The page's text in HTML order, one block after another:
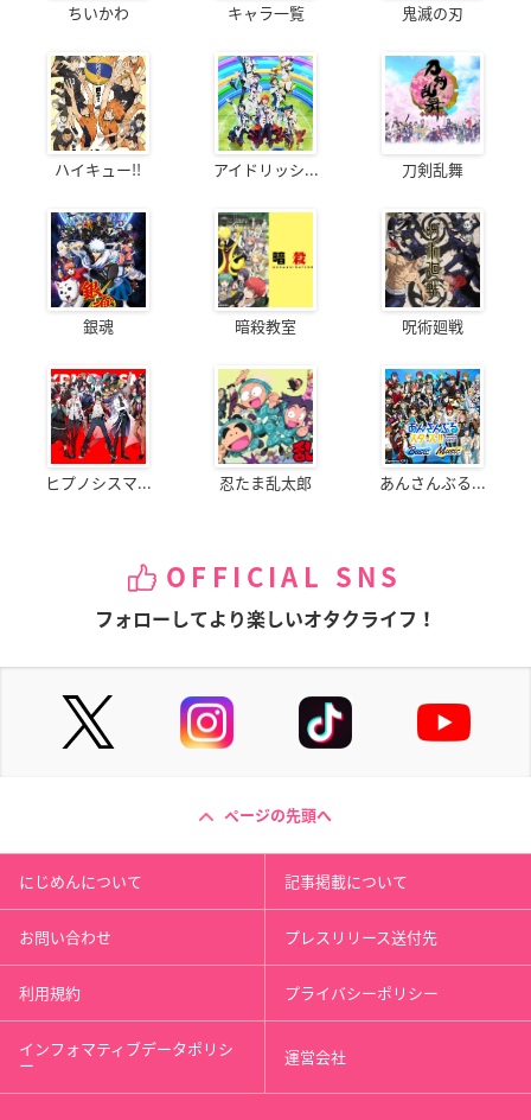
ちいかわ キャラ一覧 鬼滅の刃
ハイキュー!! アイドリッシ... 刀剣乱舞
銀魂 暗殺教室 呪術廻戦
ヒプノシスマ... 忍たま乱太郎 あんさんぶる...
OFFICIAL SNS
フォローしてより楽しいオタクライフ！
ページの先頭へ
にじめんについて 記事掲載について
お問い合わせ プレスリリース送付先
利用規約 プライバシーポリシー
インフォマティブデータポリシ
ー 運営会社